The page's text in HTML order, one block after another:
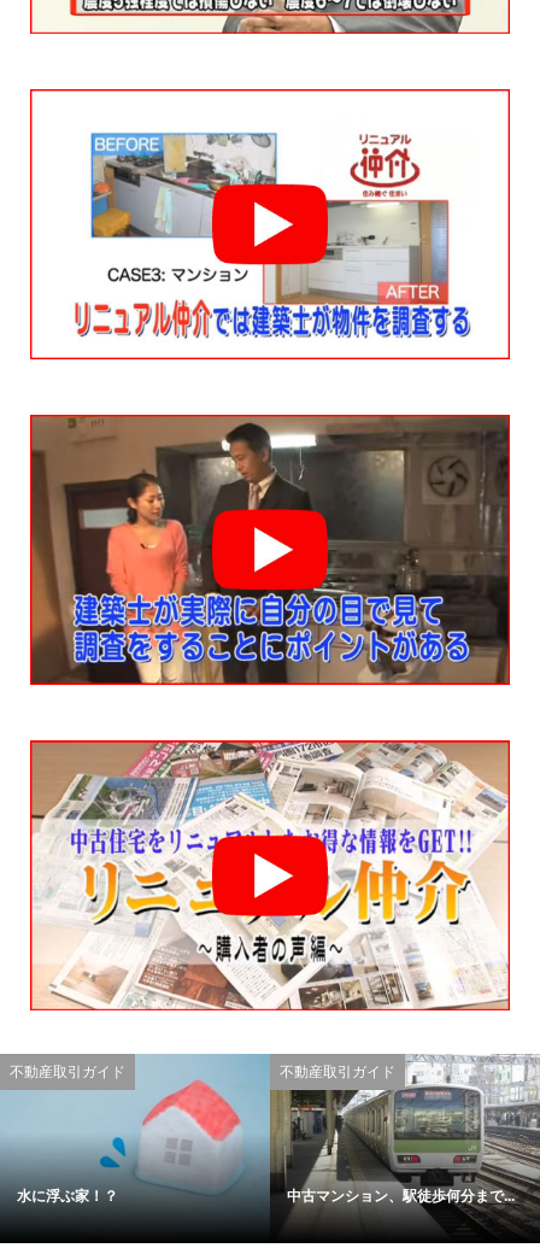
不動産取引ガイド
水に浮ぶ家！？
不動産取引ガイド
中古マンション、駅徒歩何分まで...